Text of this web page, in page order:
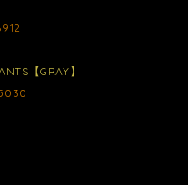
【GRAY】